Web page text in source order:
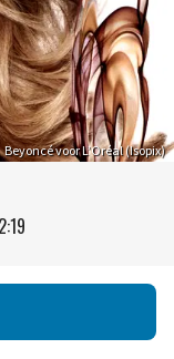
Beyoncé voor L’Oréal (Isopix)